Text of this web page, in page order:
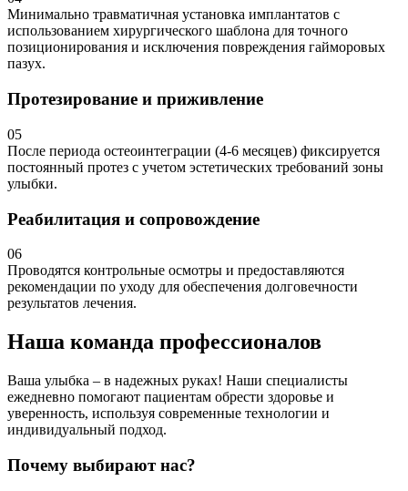
Минимально травматичная установка имплантатов с
использованием хирургического шаблона для точного
позиционирования и исключения повреждения гайморовых
пазух.
Протезирование и приживление
05
После периода остеоинтеграции (4-6 месяцев) фиксируется
постоянный протез с учетом эстетических требований зоны
улыбки.
Реабилитация и сопровождение
06
Проводятся контрольные осмотры и предоставляются
рекомендации по уходу для обеспечения долговечности
результатов лечения.
Наша команда профессионалов
Ваша улыбка – в надежных руках! Наши специалисты
ежедневно помогают пациентам обрести здоровье и
уверенность, используя современные технологии и
индивидуальный подход.
Почему выбирают нас?